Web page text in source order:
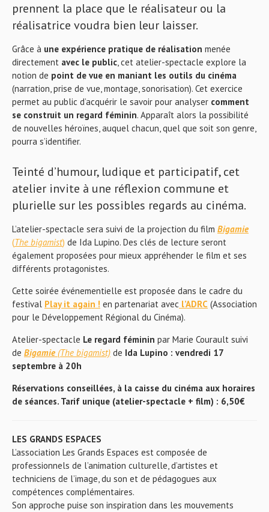
prennent la place que le réalisateur ou la
réalisatrice voudra bien leur laisser.
Grâce à une expérience pratique de réalisation menée
directement avec le public, cet atelier-spectacle explore la
notion de point de vue en maniant les outils du cinéma
(narration, prise de vue, montage, sonorisation). Cet exercice
permet au public d’acquérir le savoir pour analyser comment
se construit un regard féminin. Apparaît alors la possibilité
de nouvelles héroïnes, auquel chacun, quel que soit son genre,
pourra s’identifier.
Teinté d’humour, ludique et participatif, cet
atelier invite à une réflexion commune et
plurielle sur les possibles regards au cinéma.
L’atelier-spectacle sera suivi de la projection du film Bigamie
(The bigamist) de Ida Lupino. Des clés de lecture seront
également proposées pour mieux appréhender le film et ses
différents protagonistes.
Cette soirée événementielle est proposée dans le cadre du
festival Play it again ! en partenariat avec l’ADRC (Association
pour le Développement Régional du Cinéma).
Atelier-spectacle Le regard féminin par Marie Courault suivi
de Bigamie (The bigamist) de Ida Lupino : vendredi 17
septembre à 20h
Réservations conseillées, à la caisse du cinéma aux horaires
de séances. Tarif unique (atelier-spectacle + film) : 6,50€
LES GRANDS ESPACES
L’association Les Grands Espaces est composée de
professionnels de l’animation culturelle, d’artistes et
techniciens de l’image, du son et de pédagogues aux
compétences complémentaires.
Son approche puise son inspiration dans les mouvements